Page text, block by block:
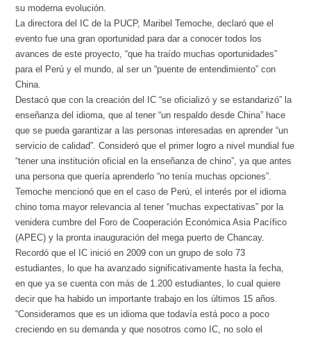
su moderna evolución.
La directora del IC de la PUCP, Maribel Temoche, declaró que el
evento fue una gran oportunidad para dar a conocer todos los
avances de este proyecto, “que ha traído muchas oportunidades”
para el Perú y el mundo, al ser un “puente de entendimiento” con
China.
Destacó que con la creación del IC “se oficializó y se estandarizó” la
enseñanza del idioma, que al tener “un respaldo desde China” hace
que se pueda garantizar a las personas interesadas en aprender “un
servicio de calidad”. Consideró que el primer logro a nivel mundial fue
“tener una institución oficial en la enseñanza de chino”, ya que antes
una persona que quería aprenderlo “no tenía muchas opciones”.
Temoche mencionó que en el caso de Perú, el interés por el idioma
chino toma mayor relevancia al tener “muchas expectativas” por la
venidera cumbre del Foro de Cooperación Económica Asia Pacífico
(APEC) y la pronta inauguración del mega puerto de Chancay.
Recordó que el IC inició en 2009 con un grupo de solo 73
estudiantes, lo que ha avanzado significativamente hasta la fecha,
en que ya se cuenta con más de 1.200 estudiantes, lo cual quiere
decir que ha habido un importante trabajo en los últimos 15 años.
“Consideramos que es un idioma que todavía está poco a poco
creciendo en su demanda y que nosotros como IC, no solo el